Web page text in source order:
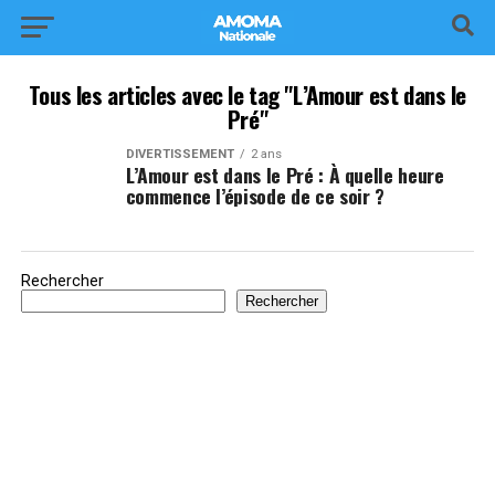
Tous les articles avec le tag "L’Amour est dans le
Pré"
DIVERTISSEMENT 2 ans
L’Amour est dans le Pré : À quelle heure
commence l’épisode de ce soir ?
Rechercher
Rechercher